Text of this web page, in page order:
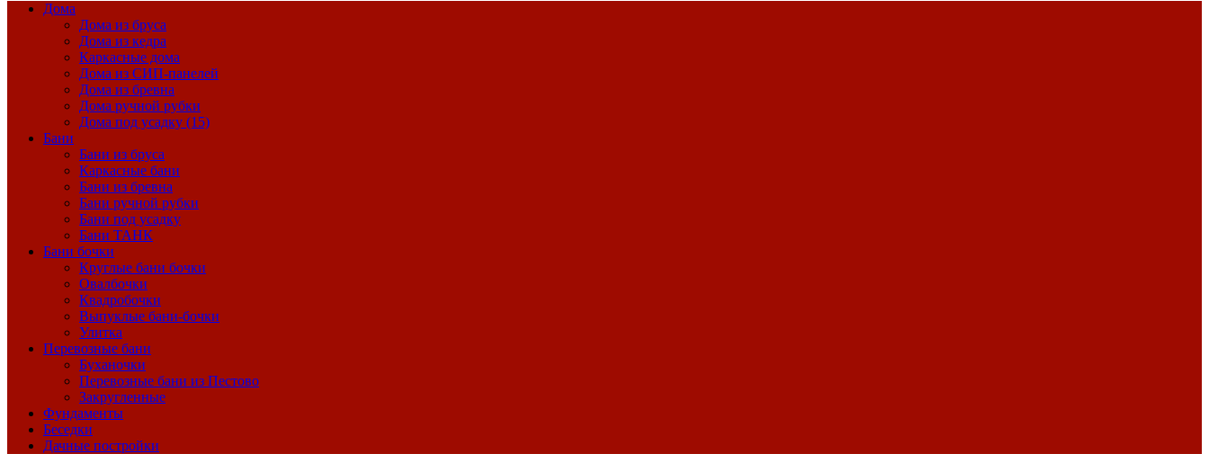
Дома
Дома из бруса
Дома из кедра
Каркасные дома
Дома из СИП-панелей
Дома из бревна
Дома ручной рубки
Дома под усадку (15)
Бани
Бани из бруса
Каркасные бани
Бани из бревна
Бани ручной рубки
Бани под усадку
Бани ТАНК
Бани бочки
Круглые бани бочки
Овалбочки
Квадробочки
Выпуклые бани-бочки
Улитка
Перевозные бани
Буханочки
Перевозные бани из Пестово
Закругленные
Фундаменты
Беседки
Дачные постройки